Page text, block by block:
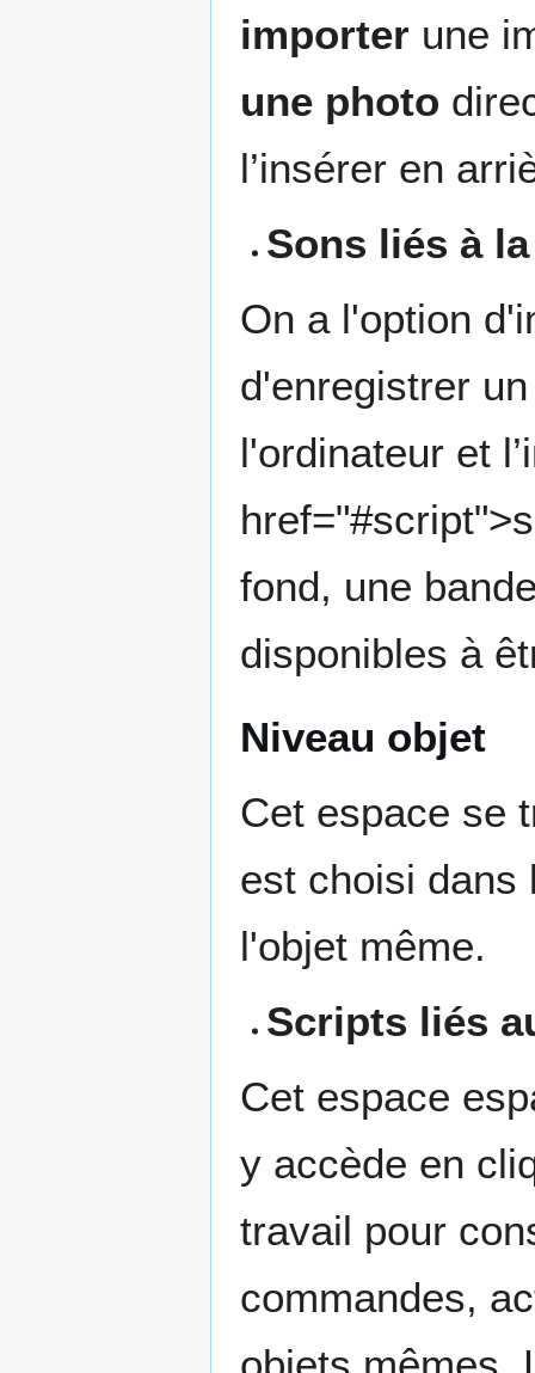
importer une
une photo
l’insérer en
Sons liés à
On a l'option
d'enregistrer
l'ordinateur et
fond, une
disponibles à
Niveau objet
Cet espace se
est choisi
l'objet même.
Scripts liés
Cet espace
y accède en
travail pour
commandes,